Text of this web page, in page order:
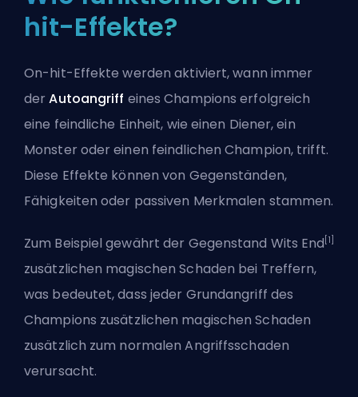
hit-Effekte?
On-hit-Effekte werden aktiviert, wann immer
derAutoangriff eines Champions erfolgreich
eine feindliche Einheit, wie einen Diener, ein
Monster oder einen feindlichen Champion, trifft.
Diese Effekte können von Gegenständen,
Fähigkeiten oder passiven Merkmalen stammen.
Zum Beispiel gewährt der Gegenstand Wits End [1]
zusätzlichen magischen Schaden bei Treffern,
was bedeutet, dass jeder Grundangriff des
Champions zusätzlichen magischen Schaden
zusätzlich zum normalen Angriffsschaden
verursacht.